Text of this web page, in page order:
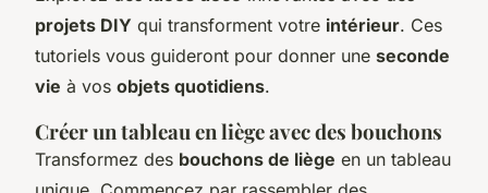
projets DIY qui transforment votre intérieur. Ces
tutoriels vous guideront pour donner une seconde
vie à vos objets quotidiens.
Créer un tableau en liège avec des bouchons
Transformez des bouchons de liège en un tableau